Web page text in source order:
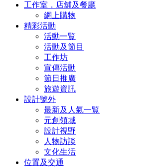
工作室，店舖及餐廳
網上購物
精彩活動
活動一覧
活動及節目
工作坊
宣傳活動
節日推廣
旅遊資訊
設計號外
最新及人氣一覧
元創領域
設計視野
人物訪談
文化生活
位置及交通